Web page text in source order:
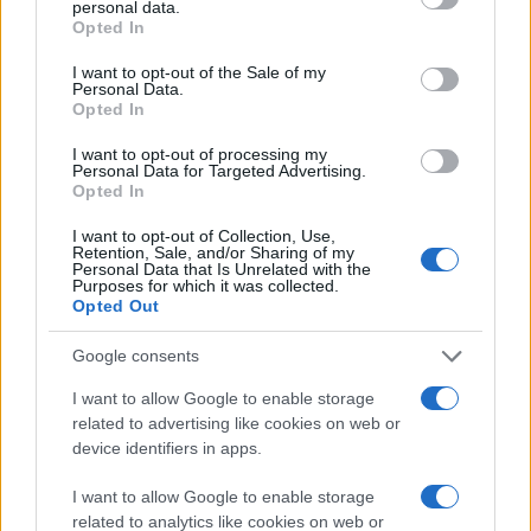
grant or deny consent to Google and its third-party tags to
use your data for below specified purposes in below Google
consent section.
personal data.
Opted In
I want to opt-out of the Sale of my
Personal Data.
Opted In
I want to opt-out of processing my
Personal Data for Targeted Advertising.
Opted In
I want to opt-out of Collection, Use,
Retention, Sale, and/or Sharing of my
Personal Data that Is Unrelated with the
Purposes for which it was collected.
Opted Out
Google consents
I want to allow Google to enable storage
related to advertising like cookies on web or
device identifiers in apps.
I want to allow Google to enable storage
related to analytics like cookies on web or
στρατηγικής της εταιρείας.
Τα νέα προϊόντα θα είναι διαθέσιμα τόσο στην
ελληνική όσο και στη διεθνή αγορά, καλύπτοντας
τοιχοποιίας. Η στρατηγική αυτή κίνηση συμπίπτει με
τα 90 χρόνια ιστορίας της ΚΕΒΕ, αναδεικνύοντας τη
διαχρονική συνέπεια με την οποία η εταιρεία
συνδυάζει την εμπειρία και τεχνογνωσία με τη
διαρκή καινοτομία, για να προσφέρει λύσεις που
ανταποκρίνονται στις προκλήσεις του αύριο.
Άγις Κοθάλης
της ΚΕΒΕ, δήλωσε σχετικά:
Για εμάς, η μείωση του βάρους των
προϊόντων μας δεν είναι απλώς τεχνική
βελτίωση, αλλά απόδειξη της δέσμευσής